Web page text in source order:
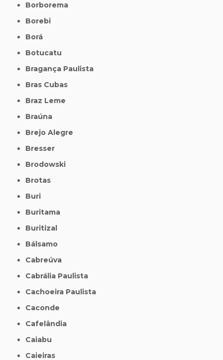
Borborema
Borebi
Borá
Botucatu
Bragança Paulista
Bras Cubas
Braz Leme
Braúna
Brejo Alegre
Bresser
Brodowski
Brotas
Buri
Buritama
Buritizal
Bálsamo
Cabreúva
Cabrália Paulista
Cachoeira Paulista
Caconde
Cafelândia
Caiabu
Caieiras